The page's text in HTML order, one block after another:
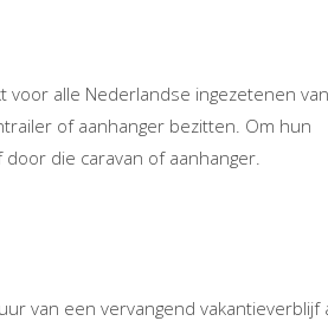
voor alle Nederlandse ingezetenen van
of aanhanger bezitten. Om hun
die caravan of aanhanger.
van een vervangend vakantieverblijf